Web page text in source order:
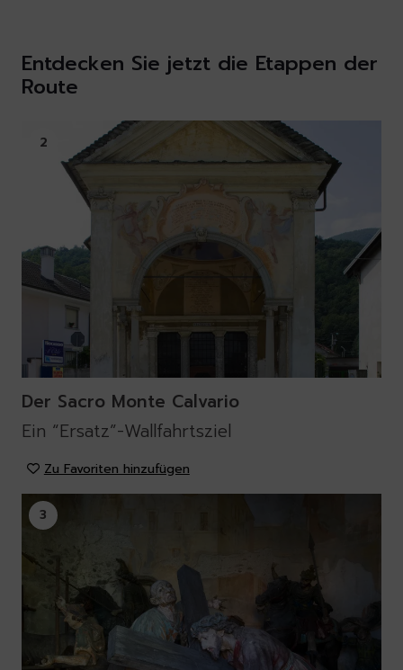
Entdecken Sie jetzt die Etappen der
Route
2
Der Sacro Monte Calvario
Ein “Ersatz”-Wallfahrtsziel
Zu Favoriten hinzufügen
3